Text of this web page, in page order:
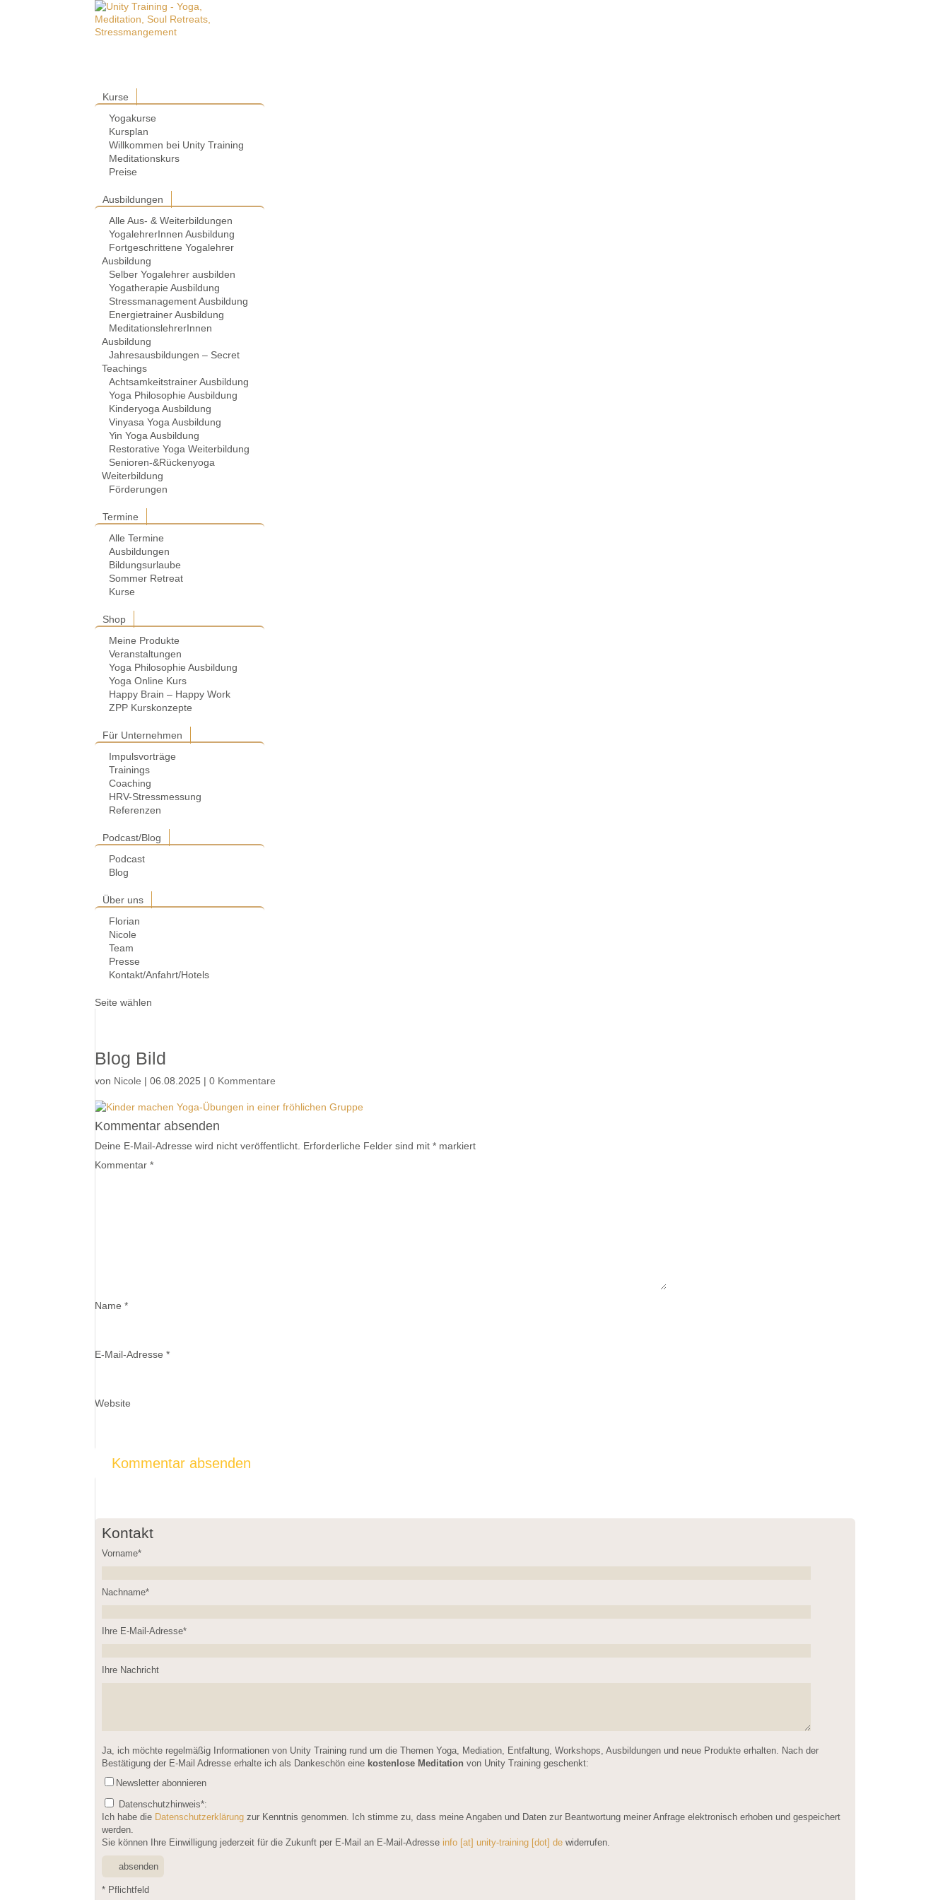
Kurse
Yogakurse
Kursplan
Willkommen bei Unity Training
Meditationskurs
Preise
Ausbildungen
Alle Aus- & Weiterbildungen
YogalehrerInnen Ausbildung
Fortgeschrittene Yogalehrer
Ausbildung
Selber Yogalehrer ausbilden
Yogatherapie Ausbildung
Stressmanagement Ausbildung
Energietrainer Ausbildung
MeditationslehrerInnen
Ausbildung
Jahresausbildungen – Secret
Teachings
Achtsamkeitstrainer Ausbildung
Yoga Philosophie Ausbildung
Kinderyoga Ausbildung
Vinyasa Yoga Ausbildung
Yin Yoga Ausbildung
Restorative Yoga Weiterbildung
Senioren-&Rückenyoga
Weiterbildung
Förderungen
Termine
Alle Termine
Ausbildungen
Bildungsurlaube
Sommer Retreat
Kurse
Shop
Meine Produkte
Veranstaltungen
Yoga Philosophie Ausbildung
Yoga Online Kurs
Happy Brain – Happy Work
ZPP Kurskonzepte
Für Unternehmen
Impulsvorträge
Trainings
Coaching
HRV-Stressmessung
Referenzen
Podcast/Blog
Podcast
Blog
Über uns
Florian
Nicole
Team
Presse
Kontakt/Anfahrt/Hotels
Seite wählen
Blog Bild
von Nicole |06.08.2025 |0 Kommentare
Kommentar absenden
Deine E-Mail-Adresse wird nicht veröffentlicht. Erforderliche Felder sind mit* markiert
Kommentar*
Name*
E-Mail-Adresse*
Website
Kontakt
Vorname*
Nachname*
Please leave this field empty.
Ihre E-Mail-Adresse*
Ihre Nachricht
Please leave this field empty.
Ja, ich möchte regelmäßig Informationen von Unity Training rund um die Themen Yoga, Mediation, Entfaltung, Workshops, Ausbildungen und neue Produkte erhalten. Nach der
Bestätigung der E-Mail Adresse erhalte ich als Dankeschön eine kostenlose Meditation von Unity Training geschenkt:
Newsletter abonnieren
Datenschutzhinweis*:
Ich habe die Datenschutzerklärung zur Kenntnis genommen. Ich stimme zu, dass meine Angaben und Daten zur Beantwortung meiner Anfrage elektronisch erhoben und gespeichert
werden.
Sie können Ihre Einwilligung jederzeit für die Zukunft per E-Mail an E-Mail-Adresse info [at] unity-training [dot] de widerrufen.
* Pflichtfeld